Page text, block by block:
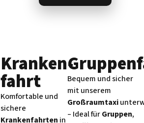
Kranken­
fahrt
Komfortable und
sichere
Krankenfahrten in
Bequem und sicher
mit unserem
Großraumtaxi
– Ideal fürGruppen,